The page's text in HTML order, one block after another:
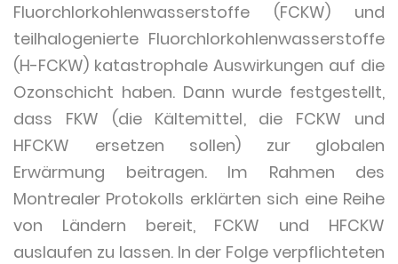
Fluorchlorkohlenwasserstoffe (FCKW) und
teilhalogenierte Fluorchlorkohlenwasserstoffe
(H-FCKW) katastrophale Auswirkungen auf die
Ozonschicht haben. Dann wurde festgestellt,
dass FKW (die Kältemittel, die FCKW und
HFCKW ersetzen sollen) zur globalen
Erwärmung beitragen. Im Rahmen des
Montrealer Protokolls erklärten sich eine Reihe
von Ländern bereit, FCKW und HFCKW
auslaufen zu lassen. In der Folge verpflichteten